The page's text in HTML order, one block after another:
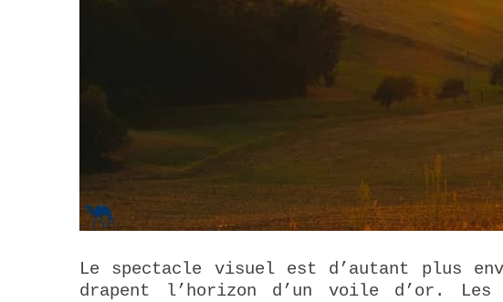
Le spectacle visuel est d’autant plus
drapent l’horizon d’un voile d’or.